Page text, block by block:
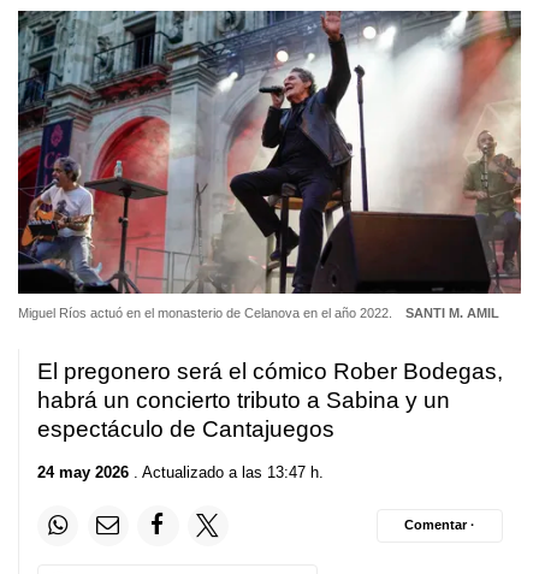
Miguel Ríos actuó en el monasterio de Celanova en el año 2022. SANTI M. AMIL
El pregonero será el cómico Rober Bodegas,
habrá un concierto tributo a Sabina y un
espectáculo de Cantajuegos
24 may 2026 . Actualizado a las 13:47 h.
Comentar ·